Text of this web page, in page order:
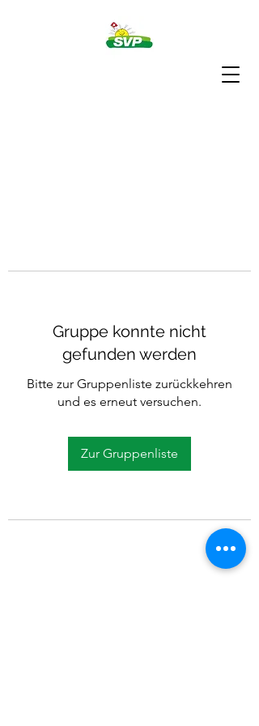
Gruppe konnte nicht
gefunden werden
Bitte zur Gruppenliste zurückkehren
und es erneut versuchen.
Zur Gruppenliste